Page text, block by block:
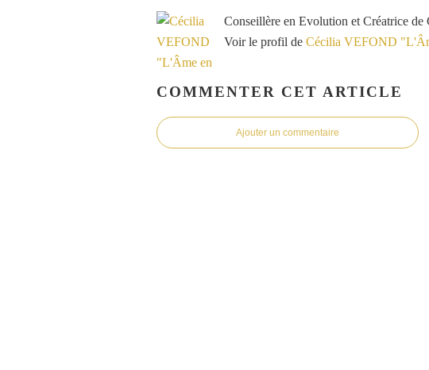
Conseillère en Evolution et Créatrice de
Voir le profil de Cécilia VEFOND
COMMENTER CET ARTICLE
Ajouter un commentaire